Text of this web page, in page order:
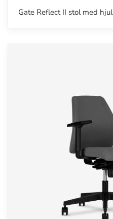
Gate Reflect II stol med hjul